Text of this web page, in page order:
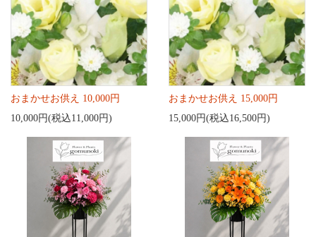
おまかせお供え 10,000円
10,000円(税込11,000円)
おまかせお供え 15,000円
15,000円(税込16,500円)